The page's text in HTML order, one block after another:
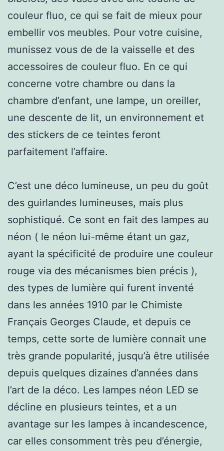
couleur fluo, ce qui se fait de mieux pour
embellir vos meubles. Pour votre cuisine,
munissez vous de de la vaisselle et des
accessoires de couleur fluo. En ce qui
concerne votre chambre ou dans la
chambre d’enfant, une lampe, un oreiller,
une descente de lit, un environnement et
des stickers de ce teintes feront
parfaitement l’affaire.
C’est une déco lumineuse, un peu du goût
des guirlandes lumineuses, mais plus
sophistiqué. Ce sont en fait des lampes au
néon ( le néon lui-même étant un gaz,
ayant la spécificité de produire une couleur
rouge via des mécanismes bien précis ),
des types de lumière qui furent inventé
dans les années 1910 par le Chimiste
Français Georges Claude, et depuis ce
temps, cette sorte de lumière connait une
très grande popularité, jusqu’à être utilisée
depuis quelques dizaines d’années dans
l’art de la déco. Les lampes néon LED se
décline en plusieurs teintes, et a un
avantage sur les lampes à incandescence,
car elles consomment très peu d’énergie,